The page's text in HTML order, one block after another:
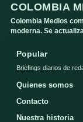
COLOMBIA
Colombia Medios
moderna. Se
Popular
Briefings diarios de
Quienes somos
Contacto
Nuestra historia